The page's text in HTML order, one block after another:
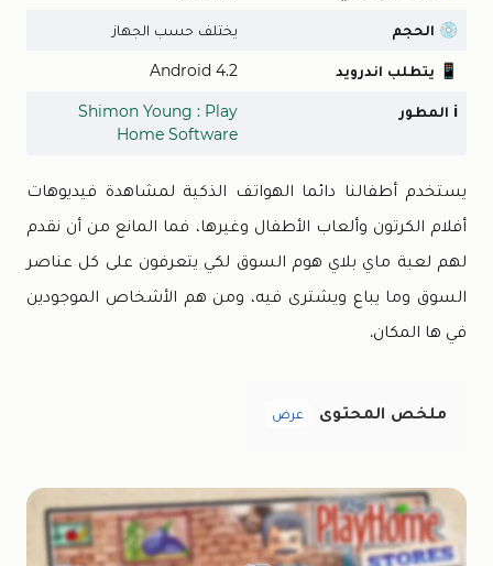
💿 الحجم يختلف حسب الجهاز
📱 يتطلب اندرويد Android 4.2
ℹ️ المطور
Shimon Young : Play
Home Software
يستخدم أطفالنا دائما الهواتف الذكية لمشاهدة فيديوهات
أفلام الكرتون وألعاب الأطفال وغيرها، فما المانع من أن نقدم
لهم لعبة ماي بلاي هوم السوق لكي يتعرفون على كل عناصر
السوق وما يباع ويشترى فيه، ومن هم الأشخاص الموجودين
في ها المكان.
ملخص المحتوى عرض